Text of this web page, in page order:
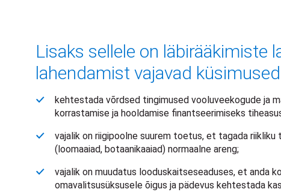
Lisaks sellele on läbirääkimiste
lahendamist vajavad
kehtestada võrdsed tingimused vooluveekogude ja
korrastamise ja hooldamise finantseerimiseks
vajalik on riigipoolne suurem toetus, et tagada
(loomaaiad, botaanikaaiad) normaalne areng;
vajalik on muudatus looduskaitseseaduses, et anda
omavalitsusüksusele õigus ja pädevus kehtestada